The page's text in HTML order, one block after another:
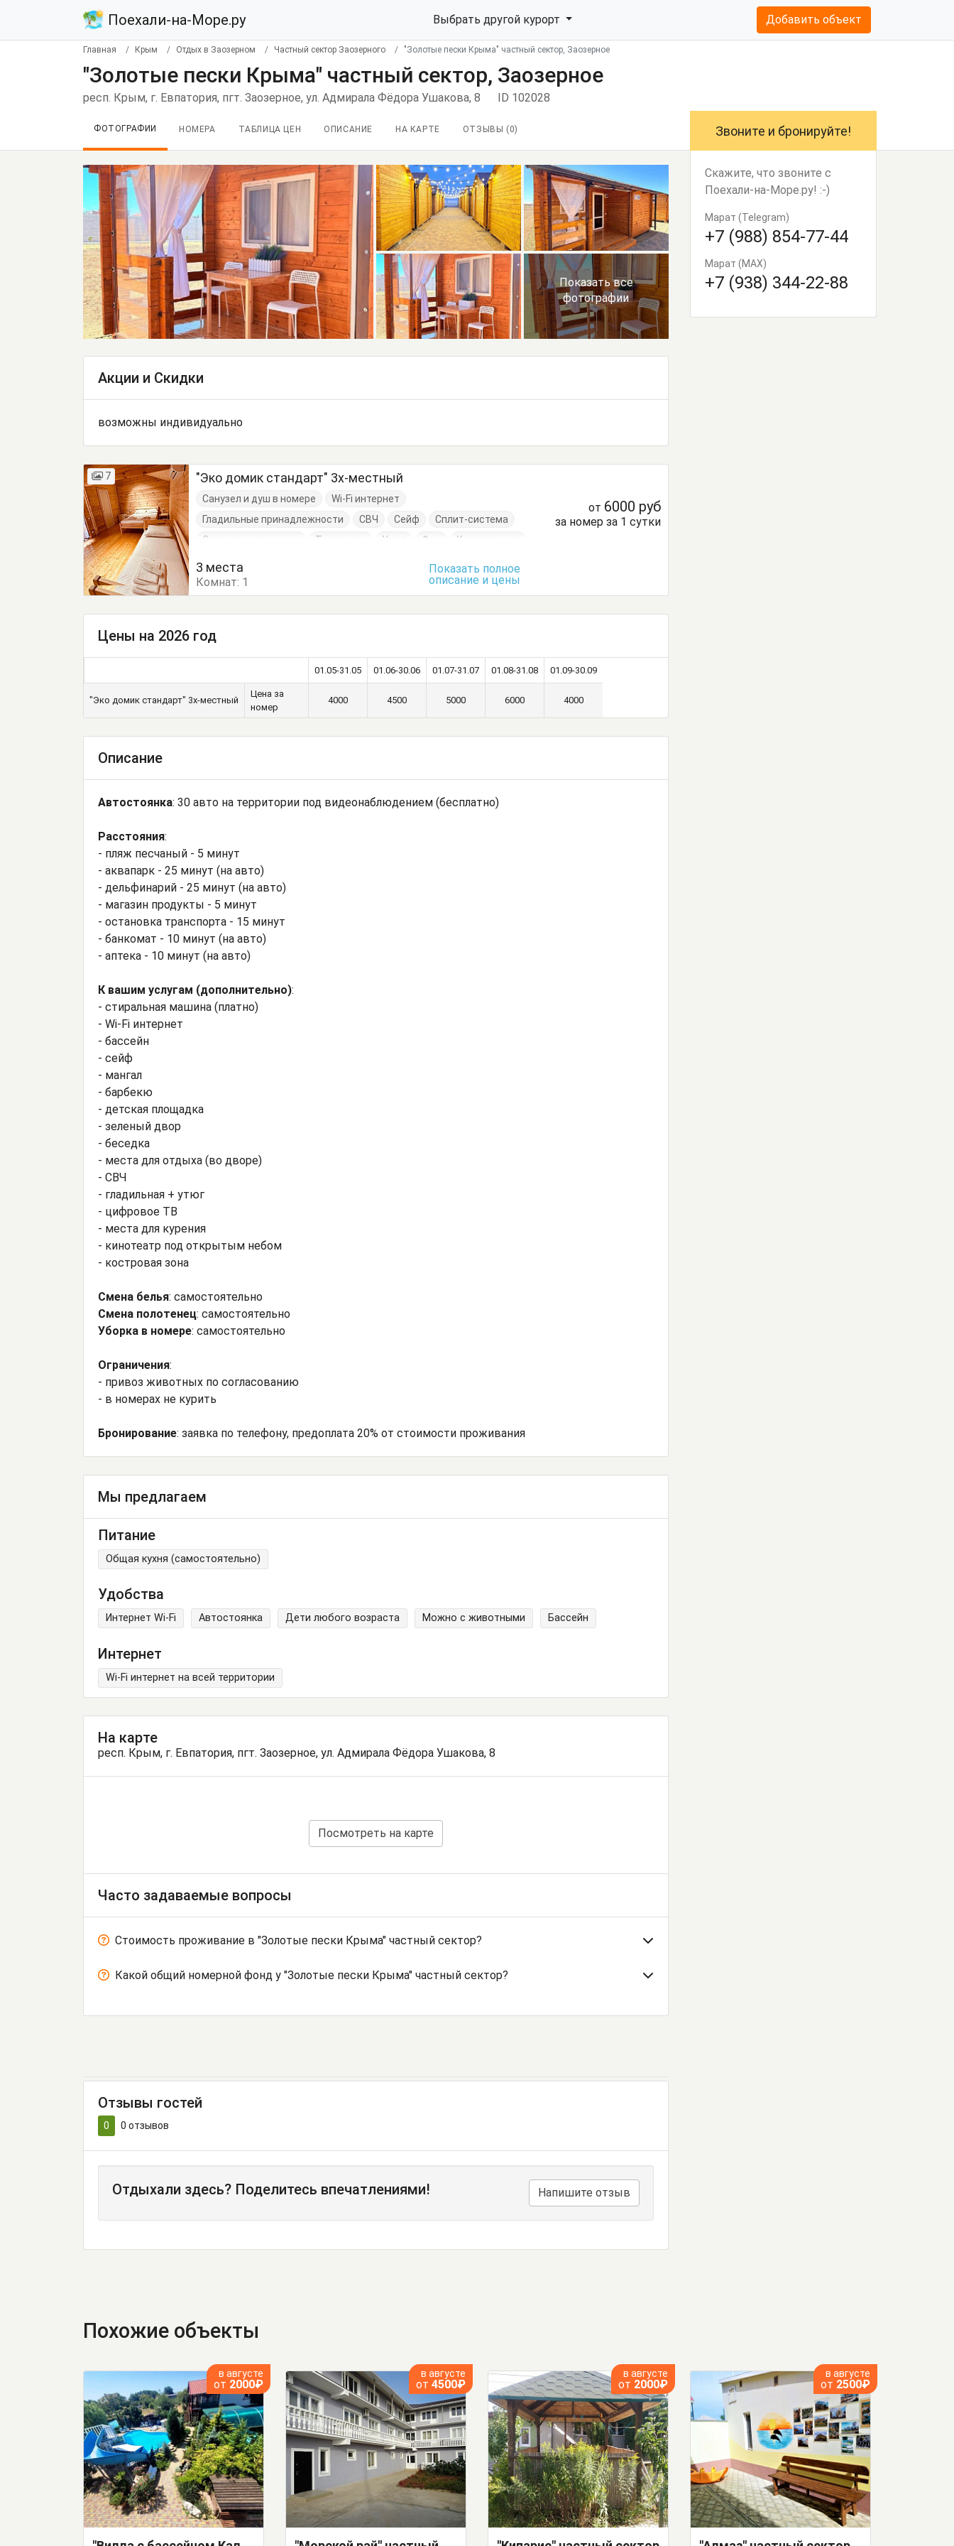
Поехали-на-Море.ру Выбрать другой курорт Добавить объект
Главная Крым Отдых в Заозерном Частный сектор Заозерного "Золотые пески Крыма" частный сектор, Заозерное
"Золотые пески Крыма" частный сектор, Заозерное
респ. Крым, г. Евпатория, пгт. Заозерное, ул. Адмирала Фёдора Ушакова, 8 ID 102028
ФОТОГРАФИИ НОМЕРА ТАБЛИЦА ЦЕН ОПИСАНИЕ НА КАРТЕ ОТЗЫВЫ ( 0)
Показать все
фотографии
Акции и Скидки
возможны индивидуально
7 "Эко домик стандарт" 3х-местный
Санузел и душ в номере
Wi-Fi интернет
Гладильные принадлежности
СВЧ Сейф
Сплит-система
Стиральная машина
Телевизор Утюг Фен
Холодильник
Кровать односпальная
Посуда
от 6000 руб
за номер за 1 сутки
3 места
Комнат: 1
Показать полное
описание и цены
Цены на 2026 год
01.05-31.05 01.06-30.06 01.07-31.07 01.08-31.08 01.09-30.09
"Эко домик стандарт" 3х-местный
Цена за
номер
4000 4500 5000 6000 4000
Описание
Автостоянка: 30 авто на территории под видеонаблюдением (бесплатно)
Расстояния:
- пляж песчаный - 5 минут
- аквапарк - 25 минут (на авто)
- дельфинарий - 25 минут (на авто)
- магазин продукты - 5 минут
- остановка транспорта - 15 минут
- банкомат - 10 минут (на авто)
- аптека - 10 минут (на авто)
К вашим услугам (дополнительно):
- стиральная машина (платно)
- Wi-Fi интернет
- бассейн
- сейф
- мангал
- барбекю
- детская площадка
- зеленый двор
- беседка
- места для отдыха (во дворе)
- СВЧ
- гладильная + утюг
- цифровое ТВ
- места для курения
- кинотеатр под открытым небом
- костровая зона
Смена белья: самостоятельно
Смена полотенец: самостоятельно
Уборка в номере: самостоятельно
Ограничения:
- привоз животных по согласованию
- в номерах не курить
Бронирование: заявка по телефону, предоплата 20% от стоимости проживания
Мы предлагаем
Питание
Общая кухня (самостоятельно)
Удобства
Интернет Wi-Fi Автостоянка Дети любого возраста Можно с животными Бассейн
Интернет
Wi-Fi интернет на всей территории
На карте
респ. Крым, г. Евпатория, пгт. Заозерное, ул. Адмирала Фёдора Ушакова, 8
Посмотреть на карте
Часто задаваемые вопросы
Стоимость проживание в "Золотые пески Крыма" частный сектор?
Какой общий номерной фонд у "Золотые пески Крыма" частный сектор?
Отзывы гостей
0 0 отзывов
Отдыхали здесь? Поделитесь впечатлениями! Напишите отзыв
Звоните и бронируйте!
Скажите, что звоните с
Поехали-на-Море.ру! :-)
Марат (Telegram)
+7 (988) 854-77-44
Марат (MAX)
+7 (938) 344-22-88
Похожие объекты
в августе
от 2000₽
в августе
от 4500₽
в августе
от 2000₽
в августе
от 2500₽